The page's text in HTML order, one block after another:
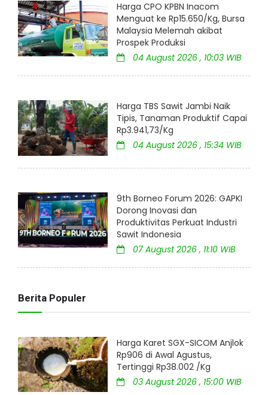
Harga CPO KPBN Inacom
Menguat ke Rp15.650/Kg, Bursa
Malaysia Melemah akibat
Prospek Produksi
04 August 2026 , 10:03 WIB
Harga TBS Sawit Jambi Naik
Tipis, Tanaman Produktif Capai
Rp3.941,73/Kg
04 August 2026 , 15:34 WIB
9th Borneo Forum 2026: GAPKI
Dorong Inovasi dan
Produktivitas Perkuat Industri
Sawit Indonesia
07 August 2026 , 11:10 WIB
Berita Populer
Harga Karet SGX-SICOM Anjlok
Rp906 di Awal Agustus,
Tertinggi Rp38.002 /Kg
03 August 2026 , 15:00 WIB